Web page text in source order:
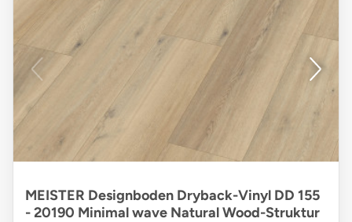
MEISTER Designboden Dryback-Vinyl DD 155
- 20190 Minimal wave Natural Wood-Struktur